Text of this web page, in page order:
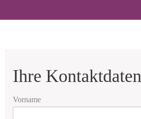
Ihre Kontaktdaten
Vorname